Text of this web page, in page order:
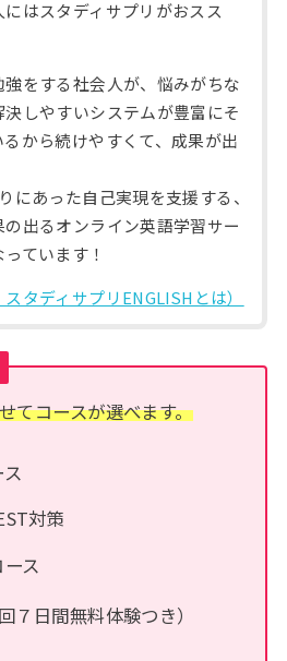
にはスタディサプリがおスス
強をする社会人が、悩みがちな
決しやすいシステムが豊富にそ
るから続けやすくて、成果が出
にあった自己実現を支援する、
の出るオンライン英語学習サー
ています！
スタディサプリENGLISHとは）
てコースが選べます。
対策
ス
７日間無料体験つき）